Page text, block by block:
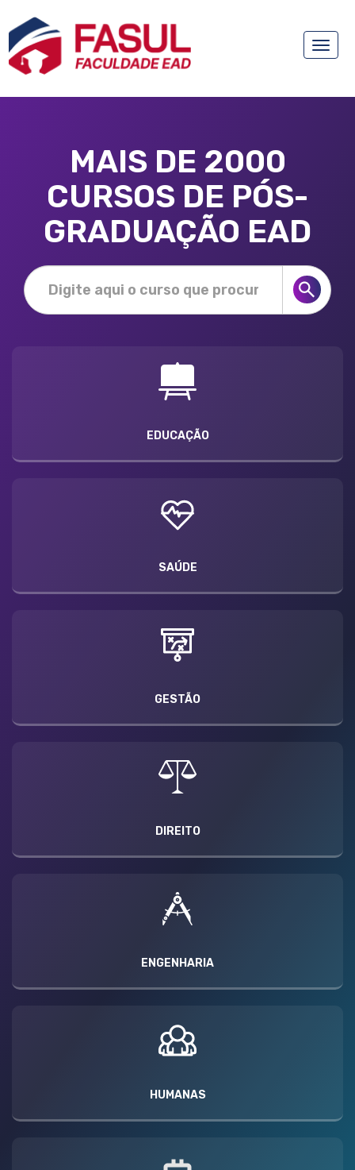
Toggle
MAIS DE 2000
CURSOS DE PÓS-
GRADUAÇÃO EAD
EDUCAÇÃO
SAÚDE
GESTÃO
DIREITO
ENGENHARIA
HUMANAS